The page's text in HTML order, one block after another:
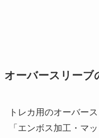
オーバースリーブ
トレカ用のオーバー
「エンボス加工・マ